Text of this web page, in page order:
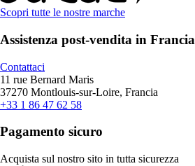
Scopri tutte le nostre marche
Assistenza post-vendita in Francia
Contattaci
11 rue Bernard Maris
37270 Montlouis-sur-Loire, Francia
+33 1 86 47 62 58
Pagamento sicuro
Acquista sul nostro sito in tutta sicurezza